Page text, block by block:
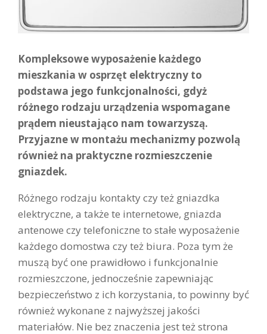
Kompleksowe wyposażenie każdego
mieszkania w osprzęt elektryczny to
podstawa jego funkcjonalności, gdyż
różnego rodzaju urządzenia wspomagane
prądem nieustająco nam towarzyszą.
Przyjazne w montażu mechanizmy pozwolą
również na praktyczne rozmieszczenie
gniazdek.
Różnego rodzaju kontakty czy też gniazdka
elektryczne, a także te internetowe, gniazda
antenowe czy telefoniczne to stałe wyposażenie
każdego domostwa czy też biura. Poza tym że
muszą być one prawidłowo i funkcjonalnie
rozmieszczone, jednocześnie zapewniając
bezpieczeństwo z ich korzystania, to powinny być
również wykonane z najwyższej jakości
materiałów. Nie bez znaczenia jest też strona